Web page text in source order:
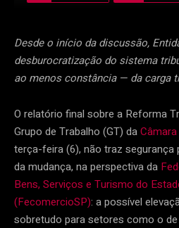
Desde o início da discussão,
desburocratização do sistema
ao menos constância — da carga
O relatório final sobre a Reforma
Grupo de Trabalho (GT) da
terça-feira (6), não traz segurança
da mudança, na perspectiva da
Bens, Serviços e Turismo do
(FecomercioSP): a possível
sobretudo para setores como o